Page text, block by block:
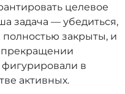
целевое
задача — убедиться,
закрыты, и
прекращении
фигурировали в
активных.